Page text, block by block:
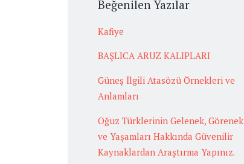
Beğenilen Yazılar
Kafiye
BAŞLICA ARUZ KALIPLARI
Güneş İlgili Atasözü Örnekleri ve
Anlamları
Oğuz Türklerinin Gelenek, Görenek
ve Yaşamları Hakkında Güvenilir
Kaynaklardan Araştırma Yapınız.